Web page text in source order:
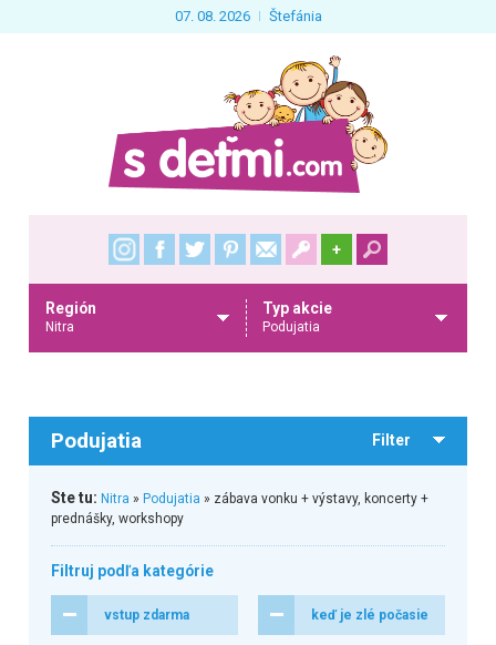
07. 08. 2026 Štefánia
+
Región
Nitra
Typ akcie
Podujatia
Podujatia Filter
Ste tu: Nitra » Podujatia » zábava vonku + výstavy, koncerty +
prednášky, workshopy
Filtruj podľa kategórie
vstup zdarma keď je zlé počasie